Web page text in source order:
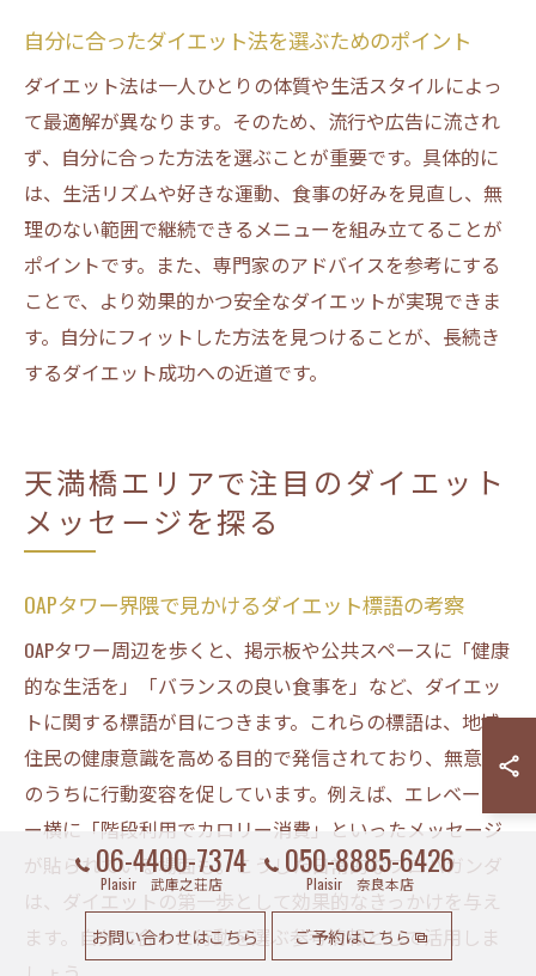
自分に合ったダイエット法を選ぶためのポイント
ダイエット法は一人ひとりの体質や生活スタイルによっ
て最適解が異なります。そのため、流行や広告に流され
ず、自分に合った方法を選ぶことが重要です。具体的に
は、生活リズムや好きな運動、食事の好みを見直し、無
理のない範囲で継続できるメニューを組み立てることが
ポイントです。また、専門家のアドバイスを参考にする
ことで、より効果的かつ安全なダイエットが実現できま
す。自分にフィットした方法を見つけることが、長続き
するダイエット成功への近道です。
天満橋エリアで注目のダイエット
メッセージを探る
OAPタワー界隈で見かけるダイエット標語の考察
OAPタワー周辺を歩くと、掲示板や公共スペースに「健康
的な生活を」「バランスの良い食事を」など、ダイエッ
トに関する標語が目につきます。これらの標語は、地域
住民の健康意識を高める目的で発信されており、無意識
のうちに行動変容を促しています。例えば、エレベータ
ー横に「階段利用でカロリー消費」といったメッセージ
が貼られている場面も。こうした日常的なプロパガンダ
は、ダイエットの第一歩として効果的なきっかけを与え
ます。自分に合った行動を選ぶ参考情報として活用しま
06-4400-7374
Plaisir 武庫之荘店
050-8885-6426
Plaisir 奈良本店
お問い合わせはこちら ご予約はこちら